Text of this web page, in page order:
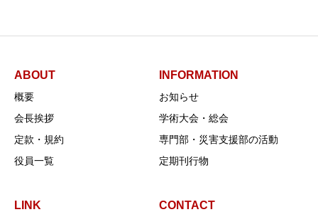
ABOUT
概要
会長挨拶
定款・規約
役員一覧
INFORMATION
お知らせ
学術大会・総会
専門部・災害支援部の活動
定期刊行物
LINK CONTACT